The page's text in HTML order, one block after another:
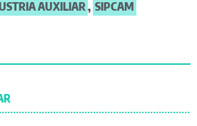
AUXILIAR, SIPCAM